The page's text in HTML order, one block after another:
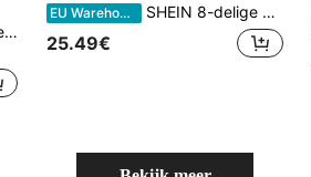
2-delige baby meisje schattige print strik camisole & short set, dunne zomerse casual
EU Warehouse SHEIN 8-delige baby meisje 0-3 jaar oud roze en witte zomer schattige familie matching casual effen gebreide asymmetrische geribbelde vest T-shirt top en shorts set
25.49€